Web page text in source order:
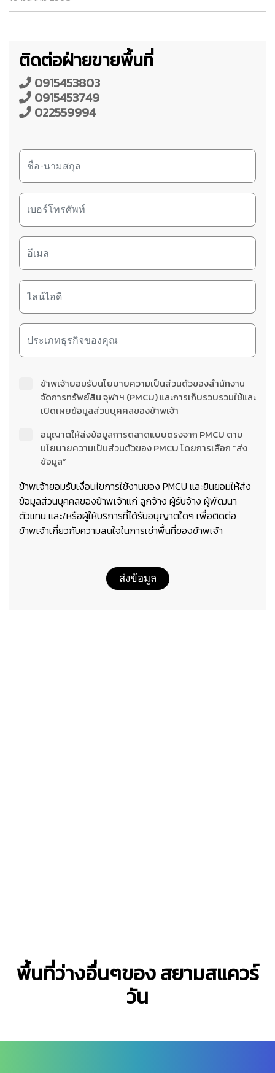
ติดต่อฝ่ายขายพื้นที่
0915453803
0915453749
022559994
ข้าพเจ้ายอมรับนโยบายความเป็นส่วนตัวของสำนักงาน
จัดการทรัพย์สิน จุฬาฯ (PMCU) และการเก็บรวบรวมใช้และ
เปิดเผยข้อมูลส่วนบุคคลของข้าพเจ้า
อนุญาตให้ส่งข้อมูลการตลาดแบบตรงจาก PMCU ตาม
นโยบายความเป็นส่วนตัวของ PMCU โดยการเลือก “ส่ง
ข้อมูล”
ข้าพเจ้ายอมรับเงื่อนไขการใช้งานของ PMCU และยินยอมให้ส่ง
ข้อมูลส่วนบุคคลของข้าพเจ้าแก่ ลูกจ้าง ผู้รับจ้าง ผู้พัฒนา
ตัวแทน และ/หรือผู้ให้บริการที่ได้รับอนุญาตใดๆ เพื่อติดต่อ
ข้าพเจ้าเกี่ยวกับความสนใจในการเช่าพื้นที่ของข้าพเจ้า
ส่งข้อมูล
พื้นที่ว่างอื่นๆของ สยามสแควร์
วัน